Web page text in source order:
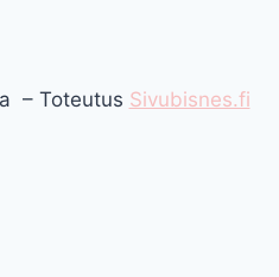
– Toteutus Sivubisnes.fi